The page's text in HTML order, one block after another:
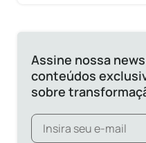
Assine nossa
conteúdos
sobre